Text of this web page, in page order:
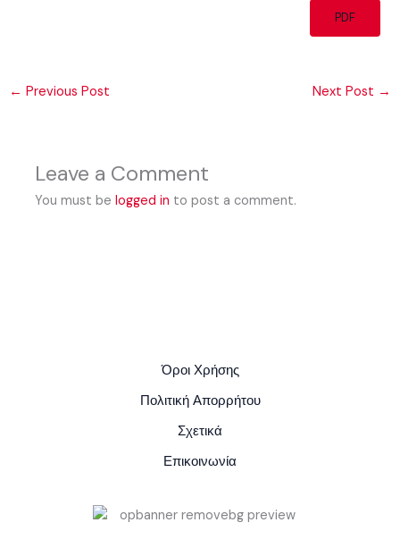
PDF
← Previous Post Next Post →
Leave a Comment
You must belogged in to post a comment.
Όροι Χρήσης
Πολιτική Απορρήτου
Σχετικά
Επικοινωνία